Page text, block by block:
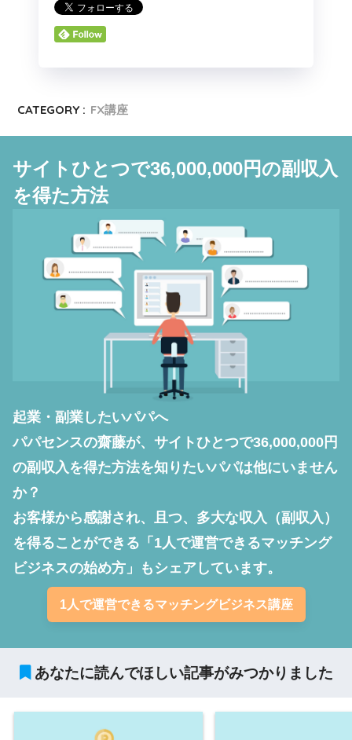
CATEGORY : FX講座
サイトひとつで36,000,000円の副収入
を得た方法
起業・副業したいパパへ
パパセンスの齋藤が、サイトひとつで36,000,000円
の副収入を得た方法を知りたいパパは他にいません
か？
お客様から感謝され、且つ、多大な収入（副収入）
を得ることができる「1人で運営できるマッチング
ビジネスの始め方」もシェアしています。
1人で運営できるマッチングビジネス講座
あなたに読んでほしい記事がみつかりました